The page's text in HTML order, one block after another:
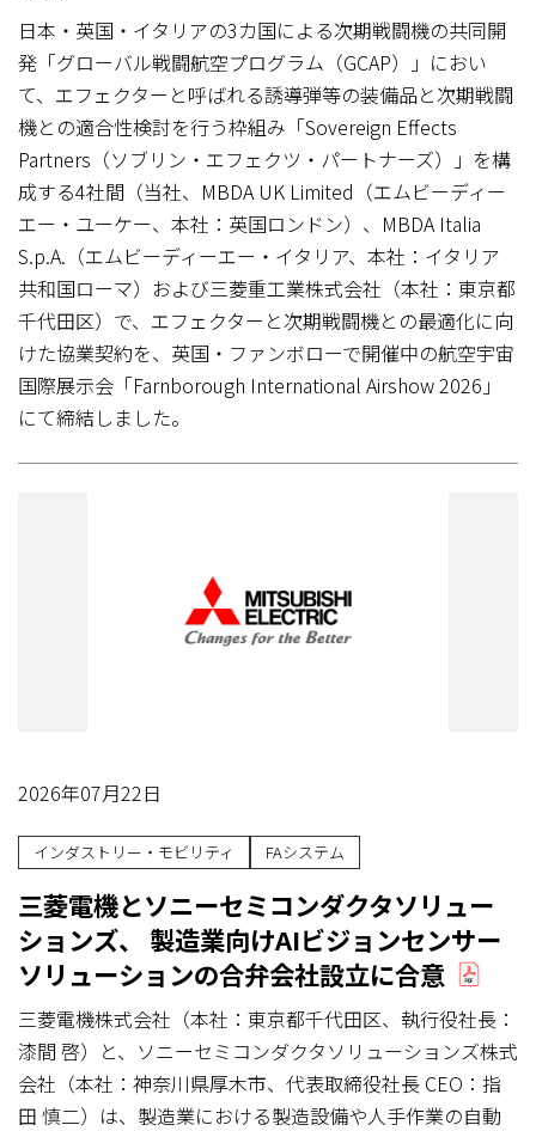
日本・英国・イタリアの3カ国による次期戦闘機の共同開
発「グローバル戦闘航空プログラム（GCAP）」におい
て、エフェクターと呼ばれる誘導弾等の装備品と次期戦闘
機との適合性検討を行う枠組み「Sovereign Effects
Partners（ソブリン・エフェクツ・パートナーズ）」を構
成する4社間（当社、MBDA UK Limited（エムビーディー
エー・ユーケー、本社：英国ロンドン）、MBDA Italia
S.p.A.（エムビーディーエー・イタリア、本社：イタリア
共和国ローマ）および三菱重工業株式会社（本社：東京都
千代田区）で、エフェクターと次期戦闘機との最適化に向
けた協業契約を、英国・ファンボローで開催中の航空宇宙
国際展示会「Farnborough International Airshow 2026」
にて締結しました。
2026年07月22日
インダストリー・モビリティ FAシステム
三菱電機とソニーセミコンダクタソリュー
ションズ、 製造業向けAIビジョンセンサー
ソリューションの合弁会社設立に合意
三菱電機株式会社（本社：東京都千代田区、執行役社長：
漆間 啓）と、ソニーセミコンダクタソリューションズ株式
会社（本社：神奈川県厚木市、代表取締役社長 CEO：指
田 慎二）は、製造業における製造設備や人手作業の自動